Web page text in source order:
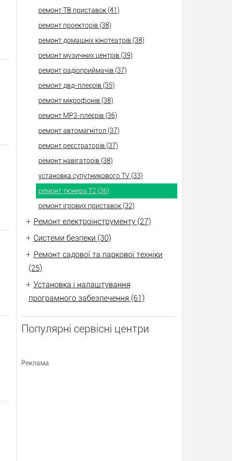
ремонт ТВ приставок (41)
ремонт проекторів (38)
ремонт домашніх кінотеатрів (38)
ремонт музичних центрів (39)
ремонт радіоприймачів (37)
ремонт двд-плеєрів (35)
ремонт мікрофонів (38)
ремонт МР3-плеєрів (36)
ремонт автомагнітол (37)
ремонт реєстраторів (37)
ремонт навігаторів (38)
установка супутникового TV (33)
ремонт тюнера Т2 (36)
ремонт ігрових приставок (32)
+ Ремонт електроінструменту (27)
+ Системи безпеки (30)
+ Ремонт садової та паркової техніки
(25)
+ Установка і налаштування
програмного забезпечення (61)
Популярні сервісні центри
Реклама